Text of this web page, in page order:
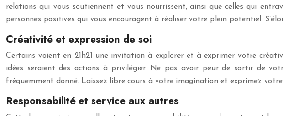
relations qui vous soutiennent et vous nourrissent, ainsi que celles qui
personnes positives qui vous encouragent à réaliser votre plein potentiel.
Créativité et expression de soi
Certains voient en 21h21 une invitation à explorer et à exprimer votre
idées seraient des actions à privilégier. Ne pas avoir peur de sortir de
fréquemment donné. Laissez libre cours à votre imagination et exprimez votre
Responsabilité et service aux autres